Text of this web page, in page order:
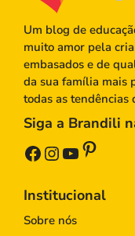
Um blog de
muito amor pela
embasados e de
da sua família mais
todas as
Siga a Brandili
Facebook
Instagram
Youtube
Institucional
Sobre nós